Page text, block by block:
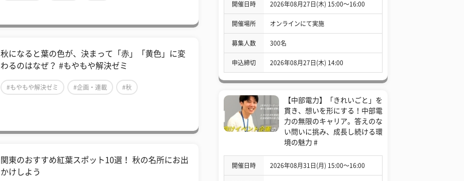
秋になると葉の色が、決まって「赤」「黄色」に変
わるのはなぜ？ #もやもや解決ゼミ
#もやもや解決ゼミ #企画・連載 #秋
関東のおすすめ紅葉スポット10選！ 秋の名所にお出
かけしよう
開催日時 2026年08月27日(木) 15:00〜16:00
開催場所 オンラインにて実施
募集人数 300名
申込締切 2026年08月27日(木) 14:00
【中部電力】「きれいごと」を
貫き、想いを形にする！中部電
力の無限のキャリア。答えのな
い問いに挑み、成長し続ける環
境の魅力 #
開催日時 2026年08月31日(月) 15:00〜16:00